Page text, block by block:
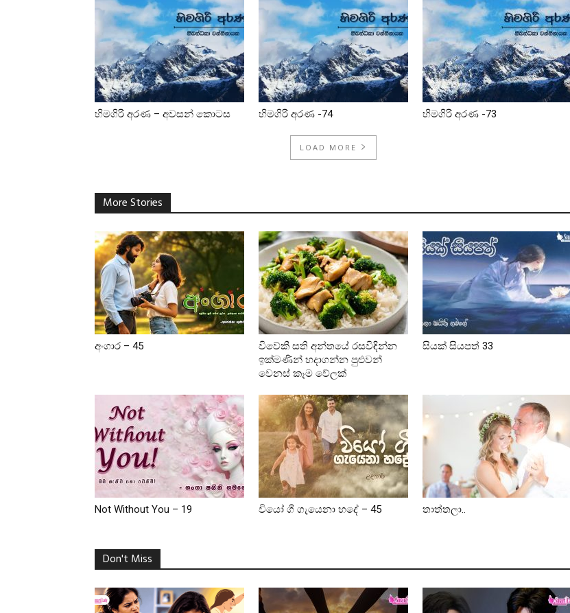
හිමගිරි අරණ – අවසන් කොටස හිමගිරි අරණ -74 හිමගිරි අරණ -73
LOAD MORE
More Stories
අංගාර – 45
විවේකී සති අන්තයේ රසවිඳින්න
ඉක්මණින් හදාගන්න පුළුවන්
වෙනස් කෑම වේලක්
සියක් සියපත් 33
Not Without You – 19 වියෝ ගී ගැයෙනා හදේ – 45 තාත්තලා..
Don't Miss